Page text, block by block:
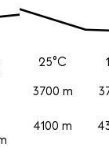
25°C
3700 m
4100 m